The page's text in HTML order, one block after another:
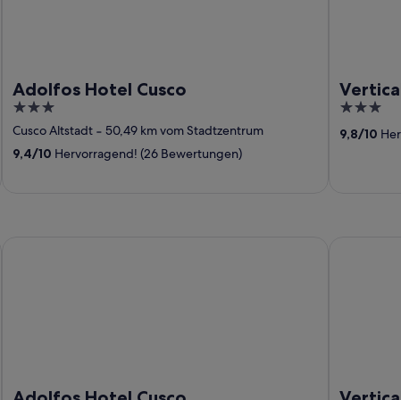
Adolfos Hotel Cusco
3
out
of
Cusco Altstadt ‐ 50,49 km vom Stadtzentrum
9,4/10 Hervorragend! (26 Bewertungen)
3
out
of
9,8/10